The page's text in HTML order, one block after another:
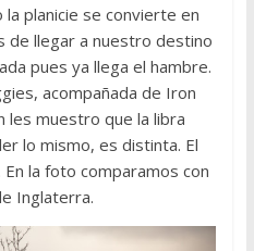
planicie se convierte en
de llegar a nuestro destino
pues ya llega el hambre.
acompañada de Iron
les muestro que la libra
lo mismo, es distinta. El
la foto comparamos con
Inglaterra.